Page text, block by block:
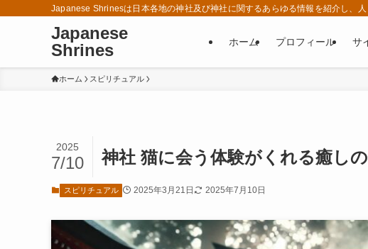
Japanese Shrinesは日本各地の神社及び神社に関するあらゆる情報を紹介し、
Japanese
Shrines
ホーム プロフィール サ
ホーム スピリチュアル
神社 猫に会う体験がくれる癒し
2025
7/10
スピリチュアル 2025年3月21日 2025年7月10日